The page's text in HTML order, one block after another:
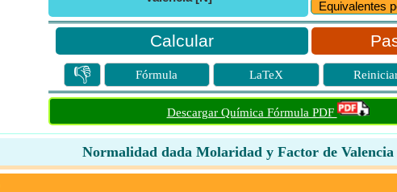
👎 Fórmula LaTeX
Descargar Química Fórmula PDF
Normalidad dada Molaridad y Factor de Valencia